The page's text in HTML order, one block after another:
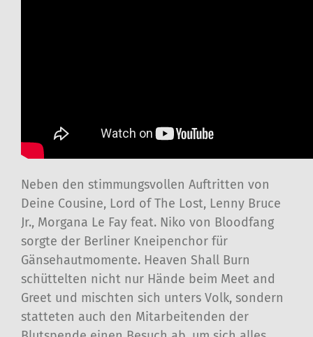
Neben den stimmungsvollen Auftritten von
Deine Cousine, Lord of The Lost, Lenny Bruce
Jr., Morgana Le Fay feat. Niko von Bloodfang
sorgte der Berliner Kneipenchor für
Gänsehautmomente. Heaven Shall Burn
schüttelten nicht nur Hände beim Meet and
Greet und mischten sich unters Volk, sondern
statteten auch den Mitarbeitenden der